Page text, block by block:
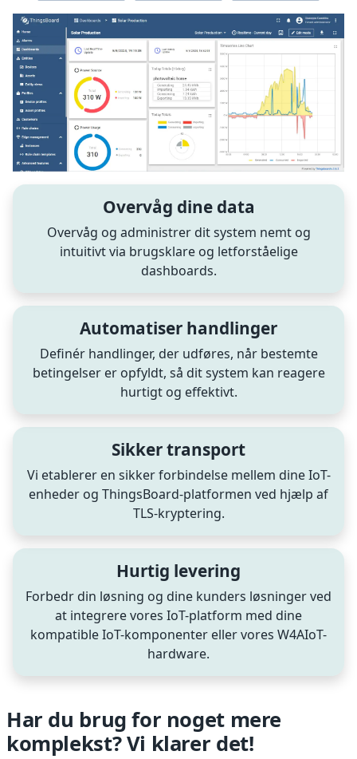
Overvåg dine data
Overvåg og administrer dit system nemt og
intuitivt via brugsklare og letforståelige
dashboards.
Automatiser handlinger
Definér handlinger, der udføres, når bestemte
betingelser er opfyldt, så dit system kan reagere
hurtigt og effektivt.
Sikker transport
Vi etablerer en sikker forbindelse mellem dine IoT-
enheder og ThingsBoard-platformen ved hjælp af
TLS-kryptering.
Hurtig levering
Forbedr din løsning og dine kunders løsninger ved
at integrere vores IoT-platform med dine
kompatible IoT-komponenter eller vores W4AIoT-
hardware.
Har du brug for noget mere
komplekst? Vi klarer det!